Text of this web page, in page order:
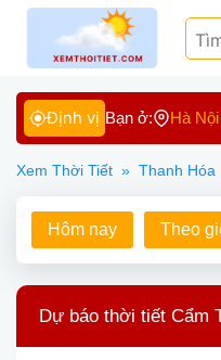
Định vị Bạn ở: Hà Nội
Xem Thời Tiết » Thanh Hóa
Hôm nay Theo
Dự báo thời tiết Cẩm